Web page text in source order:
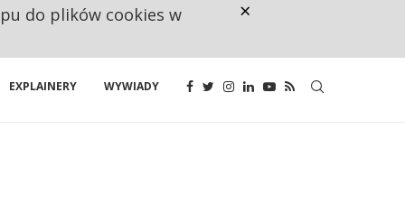
EXPLAINERY WYWIADY
do plików cookies w ×